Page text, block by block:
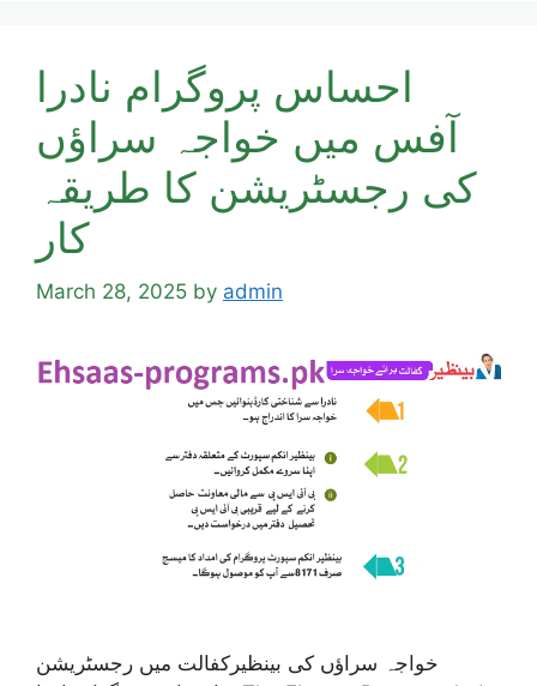
احساس پروگرام نادرا
آفس میں خواجہ سراؤں
کی رجسٹریشن کا طریقہ
کار
March 28, 2025 by admin
خواجہ سراؤں کی بینظیرکفالت میں رجسٹریشن